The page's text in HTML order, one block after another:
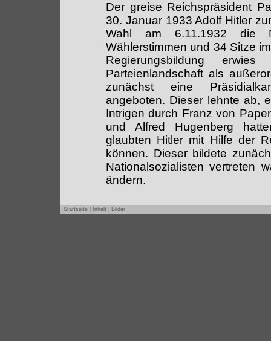
Der greise Reichspräsident
30. Januar 1933 Adolf Hitler
Wahl am 6.11.1932 die
Wählerstimmen und 34 Sitze
Regierungsbildung
Parteienlandschaft als
zunächst eine
angeboten. Dieser lehnte ab,
Intrigen durch Franz von
und Alfred Hugenberg
glaubten Hitler mit Hilfe der
können. Dieser bildete
Nationalsozialisten vertreten
ändern.
Startseite Inhalt Bilder